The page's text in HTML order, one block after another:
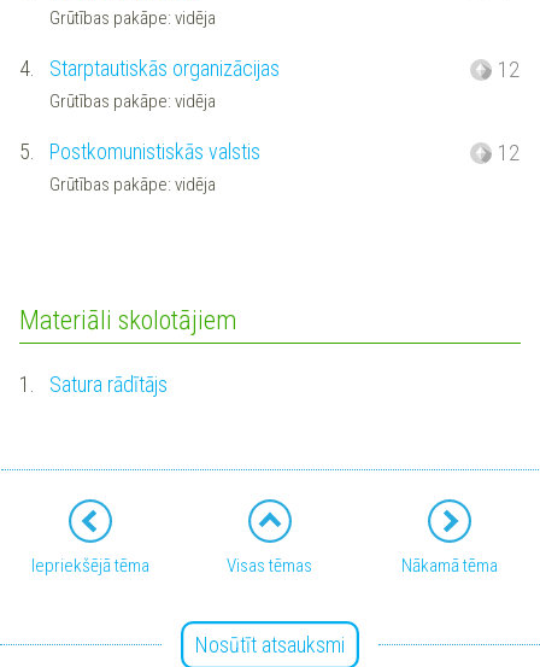
Grūtības pakāpe: vidēja
4. Starptautiskās organizācijas
Grūtības pakāpe: vidēja
12
5. Postkomunistiskās valstis
Grūtības pakāpe: vidēja
12
Materiāli skolotājiem
1. Satura rādītājs
Iepriekšējā tēma Visas tēmas Nākamā tēma
Nosūtīt atsauksmi